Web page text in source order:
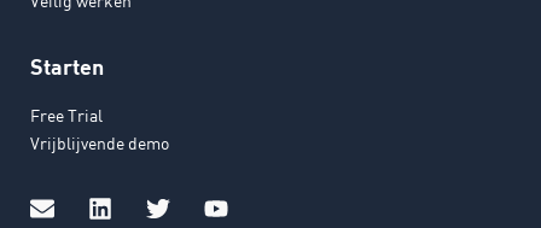
Starten
Free Trial
Vrijblijvende demo